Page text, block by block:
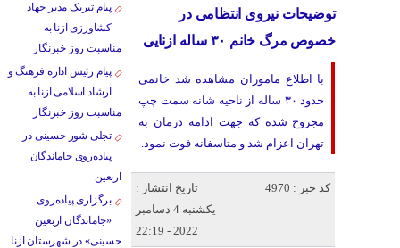
توضیحات نیروی انتظامی در
خصوص مرگ خانم ۳۰ ساله ازنایی
با اطلاع ماموران مشاهده شد خانمی
حدود ۳۰ ساله از ناحیه شانه سمت چپ
مجروح شده که جهت ادامه درمان به
تهران اعزام شد و متاسفانه فوت نمود.
کد خبر : 4970
تاریخ انتشار :
یکشنبه 4 دسامبر
2022 - 22:19
پیام تبریک مدیر جهاد
کشاورزی ازنا به
مناسبت روز خبرنگار
پیام رئیس اداره فرهنگ و
ارشاد اسلامی ازنا به
مناسبت روز خبرنگار
تجلی شور حسینی در
پیاده‌روی جاماندگان
اربعین
برگزاری پیاده‌روی
«جاماندگان اربعین
حسینی» در شهرستان ازنا